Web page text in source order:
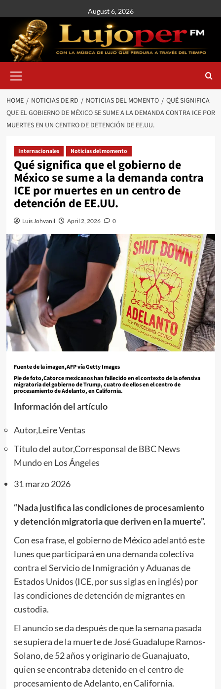
August 6, 2026
HOME NOTICIAS DE RD NOTICIAS DEL MOMENTO
QUÉ SIGNIFICA
QUE EL GOBIERNO DE MÉXICO SE SUME A LA DEMANDA CONTRA ICE POR
MUERTES EN UN CENTRO DE DETENCIÓN DE EE.UU.
Internacionales Noticias del momento
Qué significa que el gobierno de
México se sume a la demanda contra
ICE por muertes en un centro de
detención de EE.UU.
Luis Johvanil April 2, 2026 0
Fuente de la imagen,AFP vía Getty Images
Pie de foto,Catorce mexicanos han fallecido en el contexto de la ofensiva
migratoria del gobierno de Trump, cuatro de ellos en el centro de
procesamiento de Adelanto, en California.
Información del artículo
Autor,Leire Ventas
Título del autor,Corresponsal de BBC News
Mundo en Los Ángeles
31 marzo 2026
“Nada justifica las condiciones de procesamiento
y detención migratoria que deriven en la muerte”.
Con esa frase, el gobierno de México adelantó este
lunes que participará en una demanda colectiva
contra el Servicio de Inmigración y Aduanas de
Estados Unidos (ICE, por sus siglas en inglés) por
las condiciones de detención de migrantes en
custodia.
El anuncio se da después de que la semana pasada
se supiera de la muerte de José Guadalupe Ramos-
Solano, de 52 años y originario de Guanajuato,
quien se encontraba detenido en el centro de
procesamiento de Adelanto, en California.